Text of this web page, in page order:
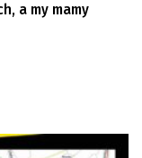
a my mamy